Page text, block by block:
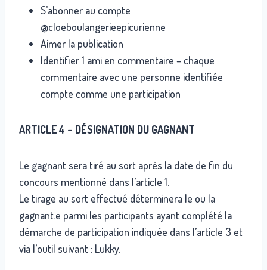
S’abonner au compte
@cloeboulangerieepicurienne
Aimer la publication
Identifier 1 ami en commentaire – chaque
commentaire avec une personne identifiée
compte comme une participation
ARTICLE 4 – DÉSIGNATION DU GAGNANT
Le gagnant sera tiré au sort après la date de fin du
concours mentionné dans l’article 1.
Le tirage au sort effectué déterminera le ou la
gagnant.e parmi les participants ayant complété la
démarche de participation indiquée dans l’article 3 et
via l’outil suivant : Lukky.